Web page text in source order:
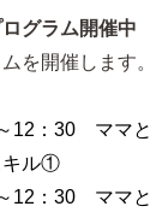
グラム開催中
を開催します
12：30 ママ
キル①
12：30 ママ